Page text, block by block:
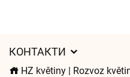
КОНТАКТИ
HZ květiny | Rozvoz